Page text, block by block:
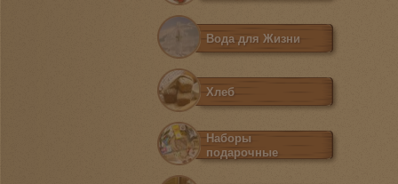
Вода для Жизни
Хлеб
Наборы
подарочные